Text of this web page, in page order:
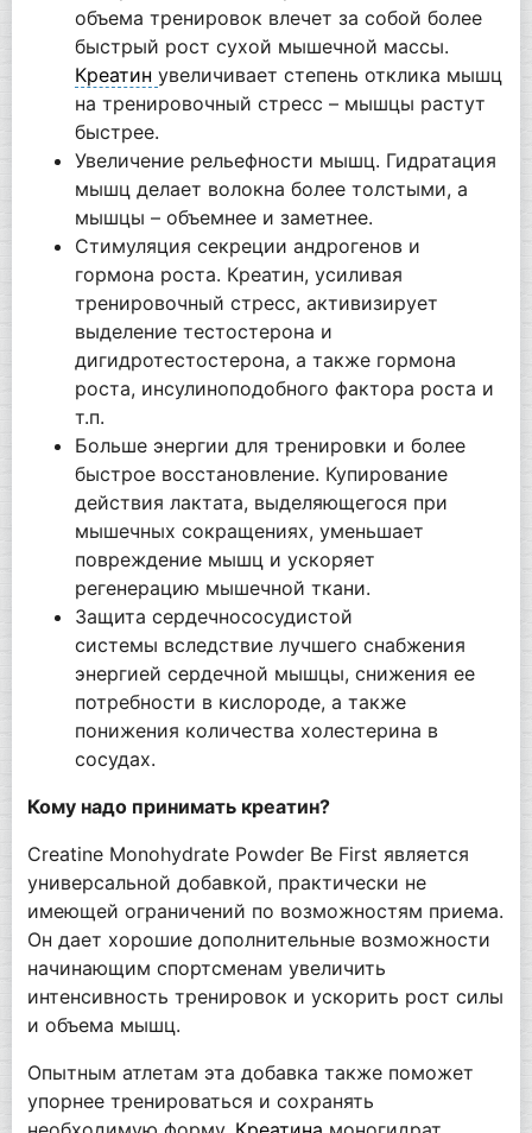
объема тренировок влечет за собой более
быстрый рост сухой мышечной массы.
Креатин увеличивает степень отклика мышц
на тренировочный стресс – мышцы растут
быстрее.
Увеличение рельефности мышц. Гидратация
мышц делает волокна более толстыми, а
мышцы – объемнее и заметнее.
Стимуляция секреции андрогенов и
гормона роста. Креатин, усиливая
тренировочный стресс, активизирует
выделение тестостерона и
дигидротестостерона, а также гормона
роста, инсулиноподобного фактора роста и
т.п.
Больше энергии для тренировки и более
быстрое восстановление. Купирование
действия лактата, выделяющегося при
мышечных сокращениях, уменьшает
повреждение мышц и ускоряет
регенерацию мышечной ткани.
Защита сердечнососудистой
системы вследствие лучшего снабжения
энергией сердечной мышцы, снижения ее
потребности в кислороде, а также
понижения количества холестерина в
сосудах.
Кому надо принимать креатин?
Creatine Monohydrate Powder Be First является
универсальной добавкой, практически не
имеющей ограничений по возможностям приема.
Он дает хорошие дополнительные возможности
начинающим спортсменам увеличить
интенсивность тренировок и ускорить рост силы
и объема мышц.
Опытным атлетам эта добавка также поможет
упорнее тренироваться и сохранять